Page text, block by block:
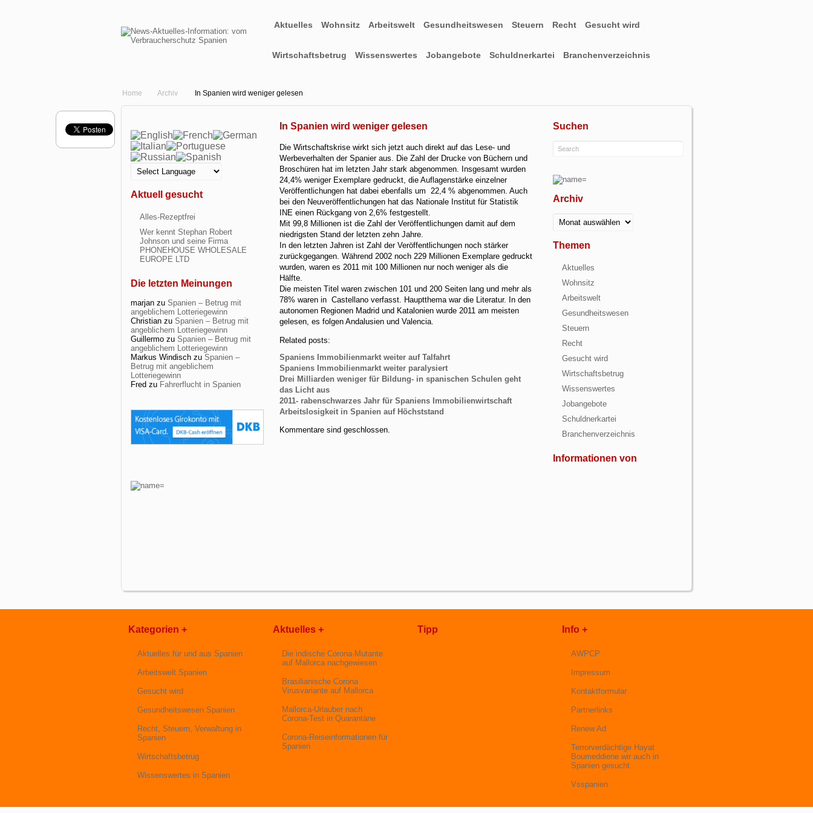
Aktuelles Wohnsitz Arbeitswelt Gesundheitswesen Steuern Recht Gesucht wird
Wirtschaftsbetrug Wissenswertes Jobangebote Schuldnerkartei Branchenverzeichnis
Home Archiv In Spanien wird weniger gelesen
Aktuell gesucht
Alles-Rezeptfrei
Wer kennt Stephan Robert
Johnson und seine Firma
PHONEHOUSE WHOLESALE
EUROPE LTD
Die letzten Meinungen
marjan zu Spanien – Betrug mit
angeblichem Lotteriegewinn
Christian zu Spanien – Betrug mit
angeblichem Lotteriegewinn
Guillermo zu Spanien – Betrug mit
angeblichem Lotteriegewinn
Markus Windisch zu Spanien –
Betrug mit angeblichem
Lotteriegewinn
Fred zu Fahrerflucht in Spanien
Suchen
Archiv
Archiv
Themen
Aktuelles
Wohnsitz
Arbeitswelt
Gesundheitswesen
Steuern
Recht
Gesucht wird
Wirtschaftsbetrug
Wissenswertes
Jobangebote
Schuldnerkartei
Branchenverzeichnis
Informationen von
In Spanien wird weniger gelesen
Die Wirtschaftskrise wirkt sich jetzt auch direkt auf das Lese- und
Werbeverhalten der Spanier aus. Die Zahl der Drucke von Büchern und
Broschüren hat im letzten Jahr stark abgenommen. Insgesamt wurden
24,4% weniger Exemplare gedruckt, die Auflagenstärke einzelner
Veröffentlichungen hat dabei ebenfalls um 22,4 % abgenommen. Auch
bei den Neuveröffentlichungen hat das Nationale Institut für Statistik
INE einen Rückgang von 2,6% festgestellt.
Mit 99,8 Millionen ist die Zahl der Veröffentlichungen damit auf dem
niedrigsten Stand der letzten zehn Jahre.
In den letzten Jahren ist Zahl der Veröffentlichungen noch stärker
zurückgegangen. Während 2002 noch 229 Millionen Exemplare gedruckt
wurden, waren es 2011 mit 100 Millionen nur noch weniger als die
Hälfte.
Die meisten Titel waren zwischen 101 und 200 Seiten lang und mehr als
78% waren in Castellano verfasst. Hauptthema war die Literatur. In den
autonomen Regionen Madrid und Katalonien wurde 2011 am meisten
gelesen, es folgen Andalusien und Valencia.
Related posts:
Spaniens Immobilienmarkt weiter auf Talfahrt
Spaniens Immobilienmarkt weiter paralysiert
Drei Milliarden weniger für Bildung- in spanischen Schulen geht
das Licht aus
2011- rabenschwarzes Jahr für Spaniens Immobilienwirtschaft
Arbeitslosigkeit in Spanien auf Höchststand
Kommentare sind geschlossen.
Kategorien +
Aktuelles für und aus Spanien
Arbeitswelt Spanien
Gesucht wird
Gesundheitswesen Spanien
Recht, Steuern, Verwaltung in
Spanien
Wirtschaftsbetrug
Wissenswertes in Spanien
Aktuelles +
Die indische Corona-Mutante
auf Mallorca nachgewiesen
Brasilianische Corona
Virusvariante auf Mallorca
Mallorca-Urlauber nach
Corona-Test in Quarantäne
Corona-Reiseinformationen für
Spanien
Tipp Info +
AWPCP
Impressum
Kontaktformular
Partnerlinks
Renew Ad
Terrorverdächtige Hayat
Boumeddiene wir auch in
Spanien gesucht
Vsspanien